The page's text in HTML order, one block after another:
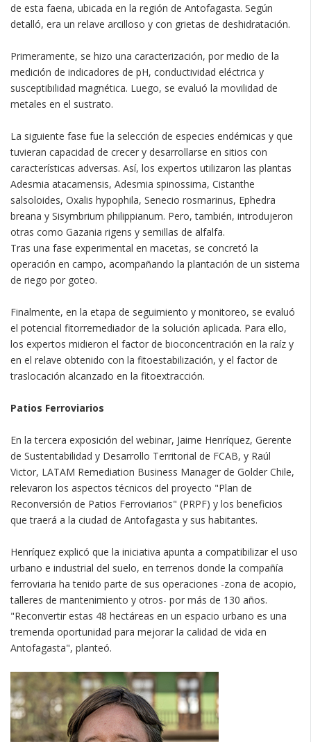
de esta faena, ubicada en la región de Antofagasta. Según
detalló, era un relave arcilloso y con grietas de deshidratación.
Primeramente, se hizo una caracterización, por medio de la
medición de indicadores de pH, conductividad eléctrica y
susceptibilidad magnética. Luego, se evaluó la movilidad de
metales en el sustrato.
La siguiente fase fue la selección de especies endémicas y que
tuvieran capacidad de crecer y desarrollarse en sitios con
características adversas. Así, los expertos utilizaron las plantas
Adesmia atacamensis, Adesmia spinossima, Cistanthe
salsoloides, Oxalis hypophila, Senecio rosmarinus, Ephedra
breana y Sisymbrium philippianum. Pero, también, introdujeron
otras como Gazania rigens y semillas de alfalfa.
Tras una fase experimental en macetas, se concretó la
operación en campo, acompañando la plantación de un sistema
de riego por goteo.
Finalmente, en la etapa de seguimiento y monitoreo, se evaluó
el potencial fitorremediador de la solución aplicada. Para ello,
los expertos midieron el factor de bioconcentración en la raíz y
en el relave obtenido con la fitoestabilización, y el factor de
traslocación alcanzado en la fitoextracción.
Patios Ferroviarios
En la tercera exposición del webinar, Jaime Henríquez, Gerente
de Sustentabilidad y Desarrollo Territorial de FCAB, y Raúl
Victor, LATAM Remediation Business Manager de Golder Chile,
relevaron los aspectos técnicos del proyecto "Plan de
Reconversión de Patios Ferroviarios" (PRPF) y los beneficios
que traerá a la ciudad de Antofagasta y sus habitantes.
Henríquez explicó que la iniciativa apunta a compatibilizar el uso
urbano e industrial del suelo, en terrenos donde la compañía
ferroviaria ha tenido parte de sus operaciones -zona de acopio,
talleres de mantenimiento y otros- por más de 130 años.
"Reconvertir estas 48 hectáreas en un espacio urbano es una
tremenda oportunidad para mejorar la calidad de vida en
Antofagasta", planteó.